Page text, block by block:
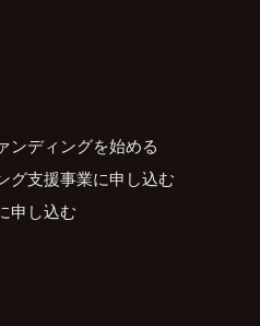
ンディングを始める
グ支援事業に申し込む
申し込む